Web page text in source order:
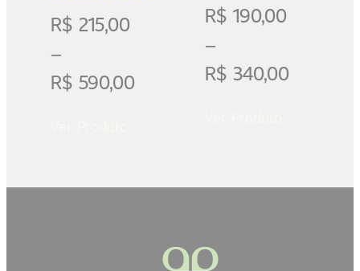
R$215,00
–
R$590,00
R$190,00
–
R$340,00